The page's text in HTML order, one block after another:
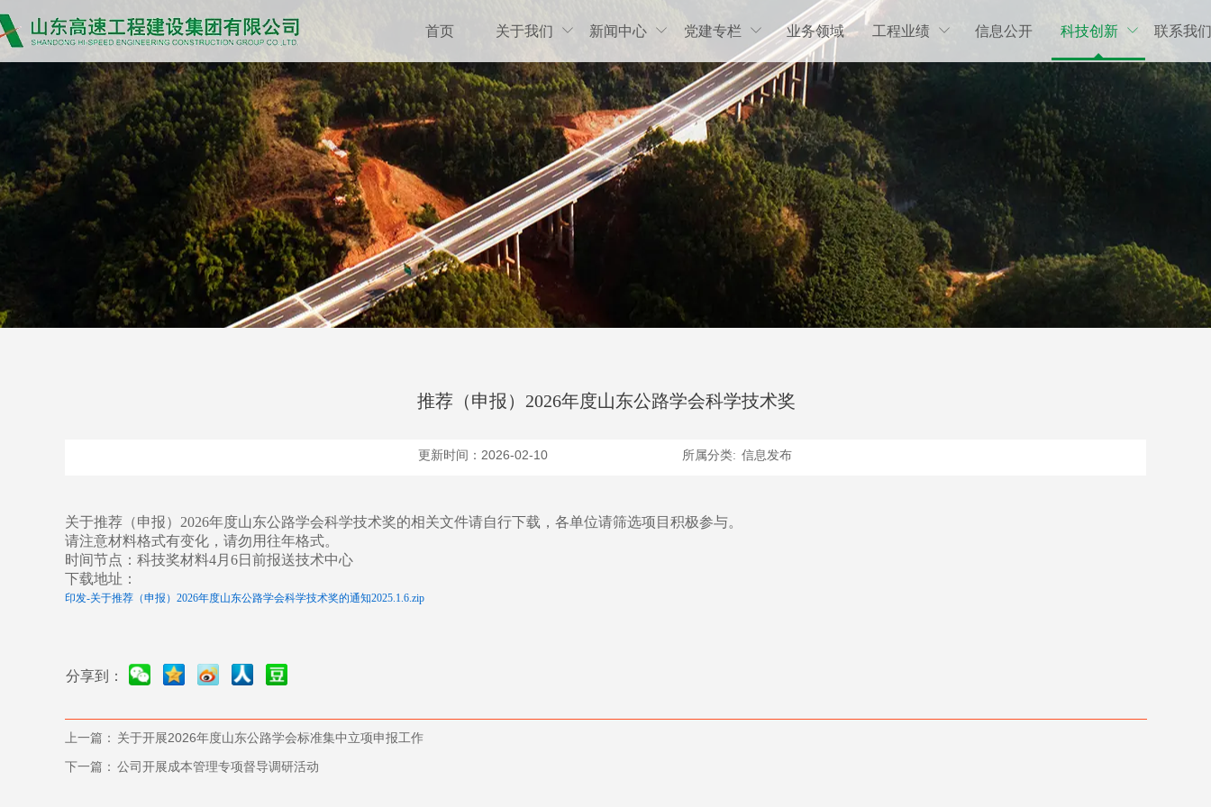
首页 关于我们  新闻中心  党建专栏  业务领域 工程业绩  信息公开 科技创新  联系我们
推荐（申报）2026年度山东公路学会科学技术奖
关于推荐（申报）2026年度山东公路学会科学技术奖的相关文件请自行下载，各单位请筛选项目积极参与。
请注意材料格式有变化，请勿用往年格式。
时间节点：科技奖材料4月6日前报送技术中心
下载地址：
印发-关于推荐（申报）2026年度山东公路学会科学技术奖的通知2025.1.6.zip
更新时间：2026-02-10 所属分类: 信息发布
上一篇： 关于开展2026年度山东公路学会标准集中立项申报工作
下一篇： 公司开展成本管理专项督导调研活动
分享到：